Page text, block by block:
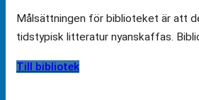
Målsättningen för biblioteket är att
tidstypisk litteratur nyanskaffas.
Till bibliotek